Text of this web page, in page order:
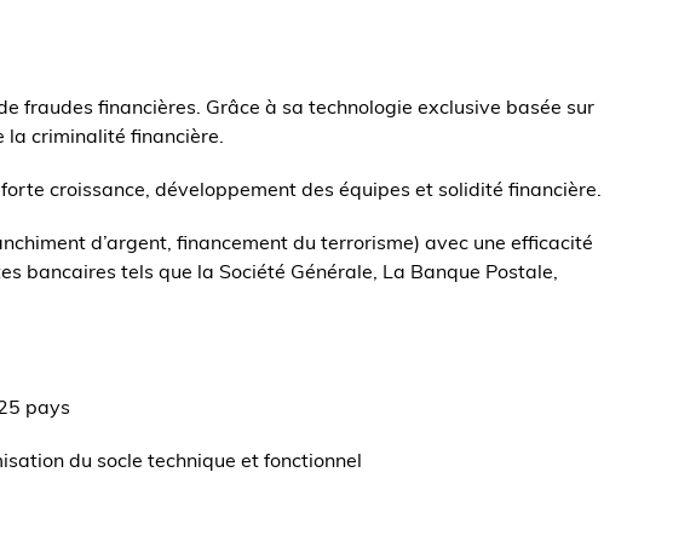
fraudes financières. Grâce à sa technologie exclusive basée sur
la criminalité financière.
croissance, développement des équipes et solidité financière.
d’argent, financement du terrorisme) avec une efficacité
bancaires tels que la Société Générale, La Banque Postale,
pays
du socle technique et fonctionnel